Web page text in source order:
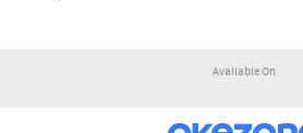
Available On